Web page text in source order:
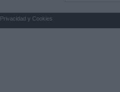
Privacidad y Cookies